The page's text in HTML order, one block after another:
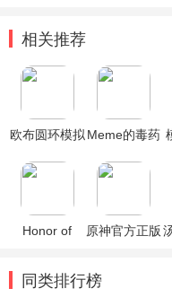
相关推荐
欧布圆环模拟
版内含场景模
Meme的毒药
Honor of
原神官方正版
同类排行榜